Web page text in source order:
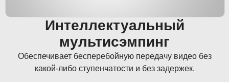
Интеллектуальный
мультисэмпинг
Обеспечивает бесперебойную передачу видео без
какой-либо ступенчатости и без задержек.